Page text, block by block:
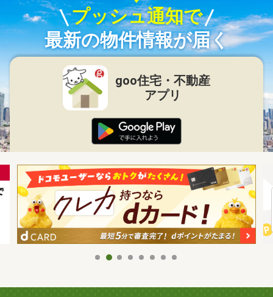
プッシュ通知で
最新の物件情報が届く
goo住宅・不動産
アプリ